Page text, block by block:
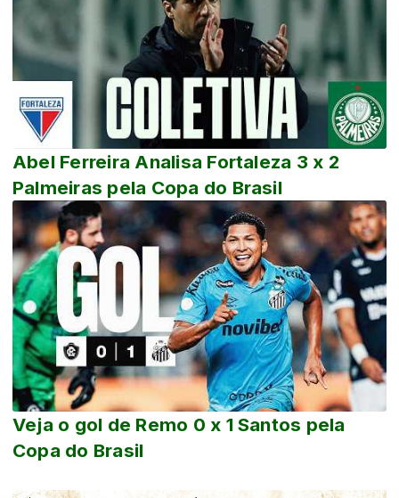
Abel Ferreira Analisa Fortaleza 3 x 2
Palmeiras pela Copa do Brasil
Veja o gol de Remo 0 x 1 Santos pela
Copa do Brasil